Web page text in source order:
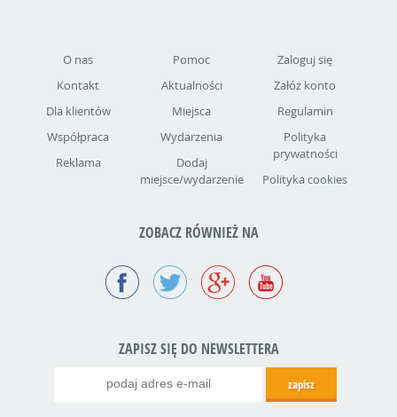
O nas
Kontakt
Dla klientów
Współpraca
Reklama
Pomoc
Aktualności
Miejsca
Wydarzenia
Dodaj
miejsce/wydarzenie
Zaloguj się
Załóż konto
Regulamin
Polityka
prywatności
Polityka cookies
ZOBACZ RÓWNIEŻ NA
ZAPISZ SIĘ DO NEWSLETTERA